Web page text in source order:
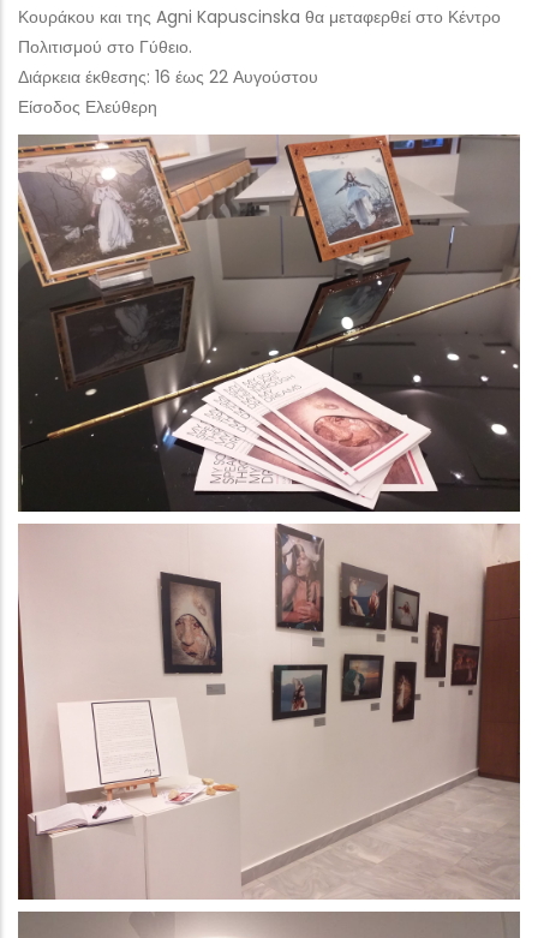
Κουράκου και της Agni Kapuscinska θα μεταφερθεί στο Κέντρο
Πολιτισμού στο Γύθειο.
Διάρκεια έκθεσης: 16 έως 22 Αυγούστου
Είσοδος Ελεύθερη